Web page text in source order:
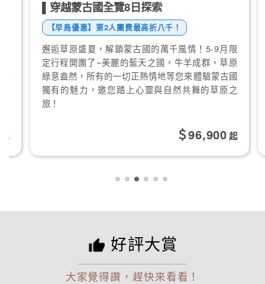
▌穿越蒙古國全覽8日探索
【早鳥優惠】第2人團費最高折八千！
邂逅草原盛夏，解鎖蒙古國的萬千風情！5-9月限
定行程開團了~美麗的藍天之國，牛羊成群，草原
綠意盎然，所有的一切正熱情地等您來體驗蒙古國
獨有的魅力，邀您踏上心靈與自然共舞的草原之
96,900起
好評大賞
大家覺得讚，趕快來看看！